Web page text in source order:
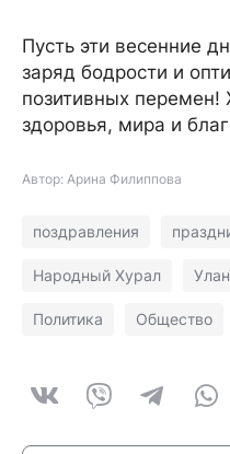
Пусть эти весенние
заряд бодрости и
позитивных
здоровья, мира и
Автор: Арина Филиппова
поздравления
Народный Хурал
Политика Общество